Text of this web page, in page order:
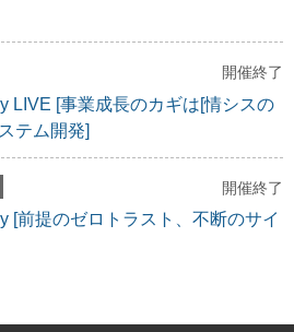
開催終了
LIVE [事業成長のカギは[情シスの
テム開発]
開催終了
[前提のゼロトラスト、不断のサイ